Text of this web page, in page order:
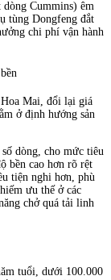
Cummins) êm
tùng Dongfeng đắt
chi phí vận hành
Mai, đổi lại giá
ở định hướng sản
dòng, cho mức tiêu
bền cao hơn rõ rệt
tiện nghi hơn, phù
ưu thế ở các
chở quá tải linh
tuổi, dưới 100.000